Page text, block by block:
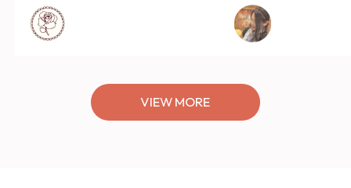
VIEW MORE